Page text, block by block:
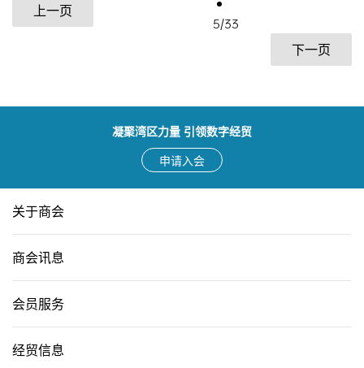
上一页
5/33
下一页
凝聚湾区力量 引领数字经贸
申请入会
关于商会
商会讯息
会员服务
经贸信息